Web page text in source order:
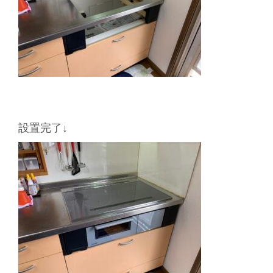
設置完了↓